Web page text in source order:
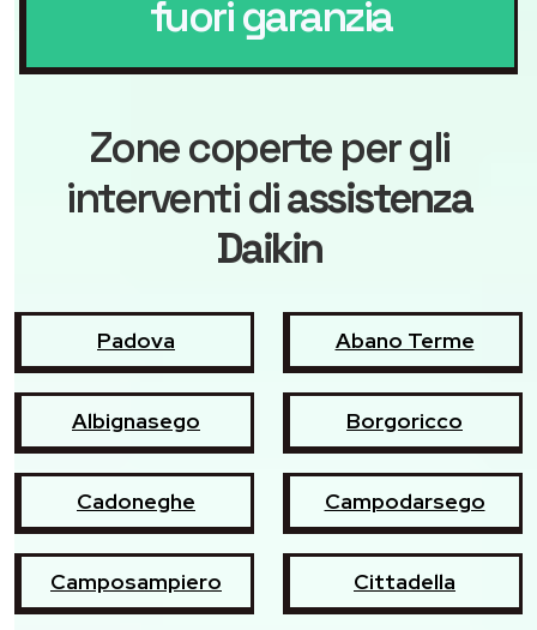
fuori garanzia
Zone coperte per gli
interventi diassistenza
Daikin
Padova Abano Terme
Albignasego Borgoricco
Cadoneghe Campodarsego
Camposampiero Cittadella